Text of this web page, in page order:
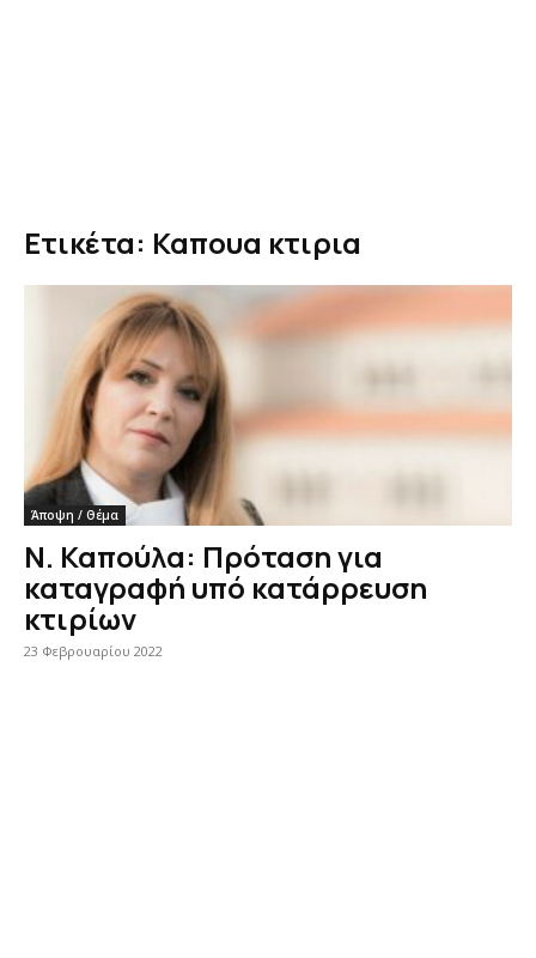
Ετικέτα: Καπουα κτιρια
Άποψη / Θέμα
Ν. Καπούλα: Πρόταση για
καταγραφή υπό κατάρρευση
κτιρίων
23 Φεβρουαρίου 2022